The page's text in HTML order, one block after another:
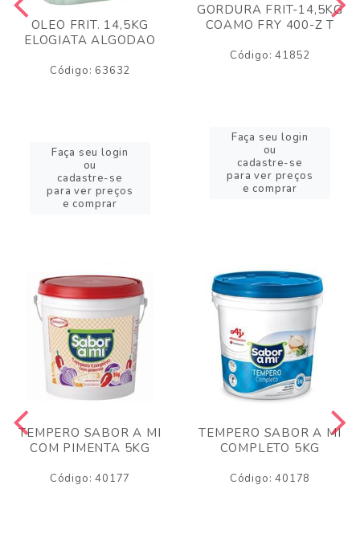
OLEO FRIT. 14,5KG
ELOGIATA ALGODAO
Código: 63632
Faça seu login
ou
cadastre-se
para ver preços
e comprar
GORDURA FRIT-14,5KG
COAMO FRY 400-Z T
Código: 41852
Faça seu login
ou
cadastre-se
para ver preços
e comprar
TEMPERO SABOR A MI
COM PIMENTA 5KG
Código: 40177
TEMPERO SABOR A MI
COMPLETO 5KG
Código: 40178